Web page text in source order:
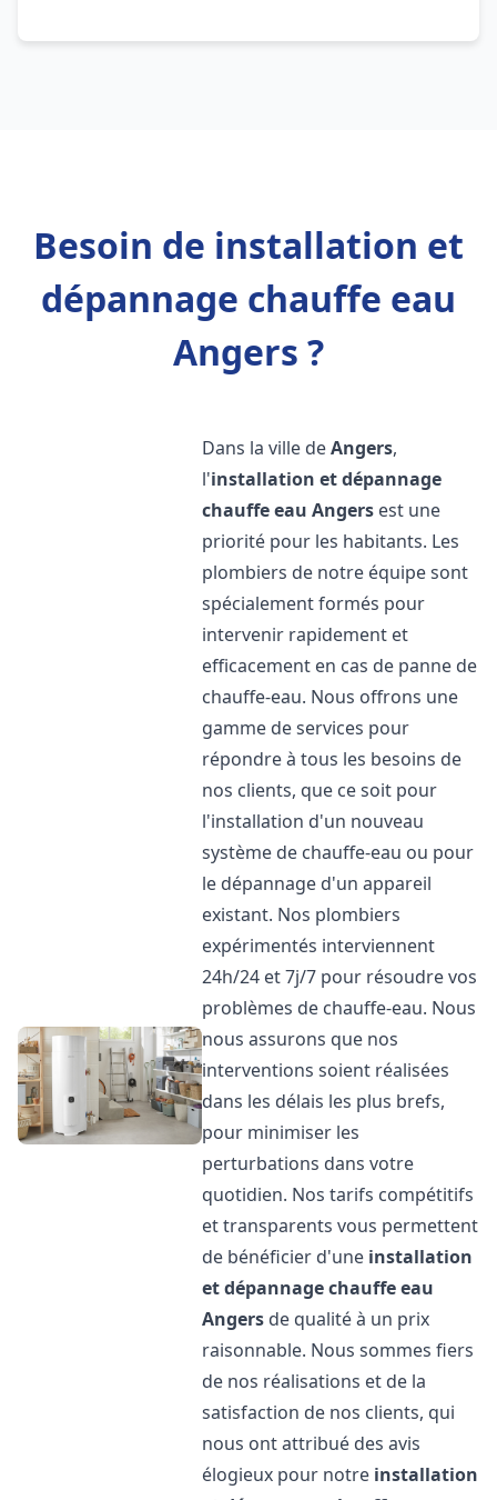
Besoin de installation et
dépannage chauffe eau
Angers ?
Dans la ville deAngers,
l'installation et dépannage
chauffe eau Angers est une
priorité pour les habitants. Les
plombiers de notre équipe sont
spécialement formés pour
intervenir rapidement et
efficacement en cas de panne de
chauffe-eau. Nous offrons une
gamme de services pour
répondre à tous les besoins de
nos clients, que ce soit pour
l'installation d'un nouveau
système de chauffe-eau ou pour
le dépannage d'un appareil
existant. Nos plombiers
expérimentés interviennent
24h/24 et 7j/7 pour résoudre vos
problèmes de chauffe-eau. Nous
nous assurons que nos
interventions soient réalisées
dans les délais les plus brefs,
pour minimiser les
perturbations dans votre
quotidien. Nos tarifs compétitifs
et transparents vous permettent
de bénéficier d'une installation
et dépannage chauffe eau
Angers de qualité à un prix
raisonnable. Nous sommes fiers
de nos réalisations et de la
satisfaction de nos clients, qui
nous ont attribué des avis
élogieux pour notre installation